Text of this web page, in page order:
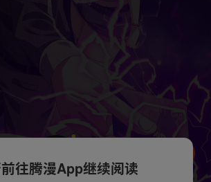
往腾漫App继续阅读